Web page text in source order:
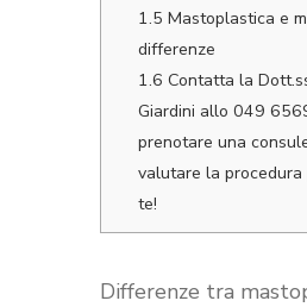
1.5 Mastoplastica e
differenze
1.6 Contatta la
Giardini allo 049
prenotare una
valutare la
te!
Differenze tra